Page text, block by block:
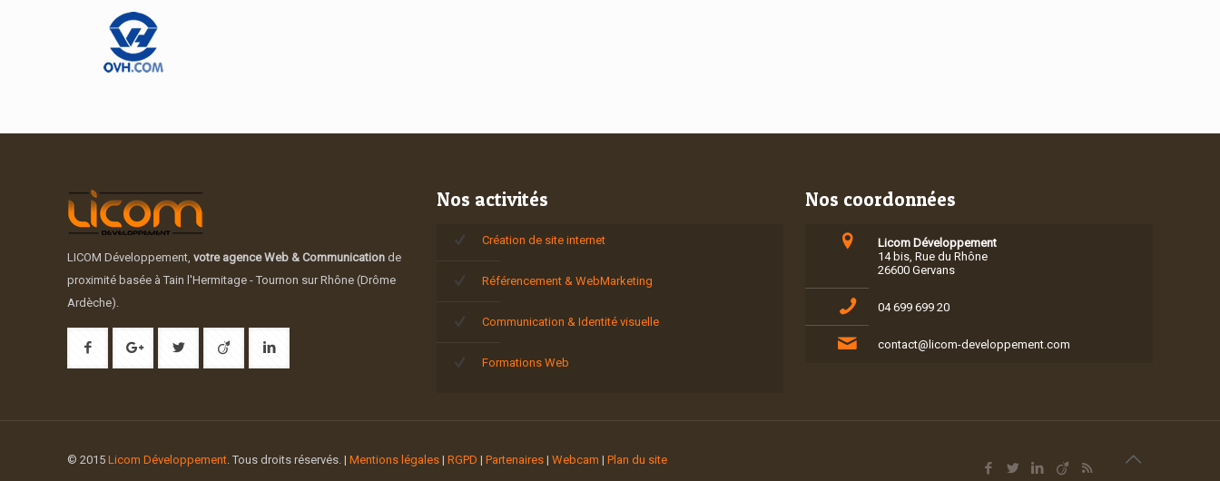
LICOM Développement,votre agence Web & Communication de
proximité basée à Tain l'Hermitage - Tournon sur Rhône (Drôme
Ardèche).
Nos activités
Création de site internet
Référencement & WebMarketing
Communication & Identité visuelle
Formations Web
Nos coordonnées
Licom Développement
14 bis, Rue du Rhône
26600 Gervans
04 699 699 20
contact@licom-developpement.com
© 2015Licom Développement. Tous droits réservés. |Mentions légales |RGPD |Partenaires |Webcam |Plan du site